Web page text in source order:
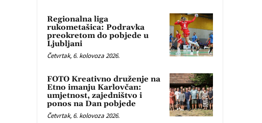
Regionalna liga
rukometašica: Podravka
preokretom do pobjede u
Ljubljani
Četvrtak, 6. kolovoza 2026.
FOTO Kreativno druženje na
Etno imanju Karlovčan:
umjetnost, zajedništvo i
ponos na Dan pobjede
Četvrtak, 6. kolovoza 2026.